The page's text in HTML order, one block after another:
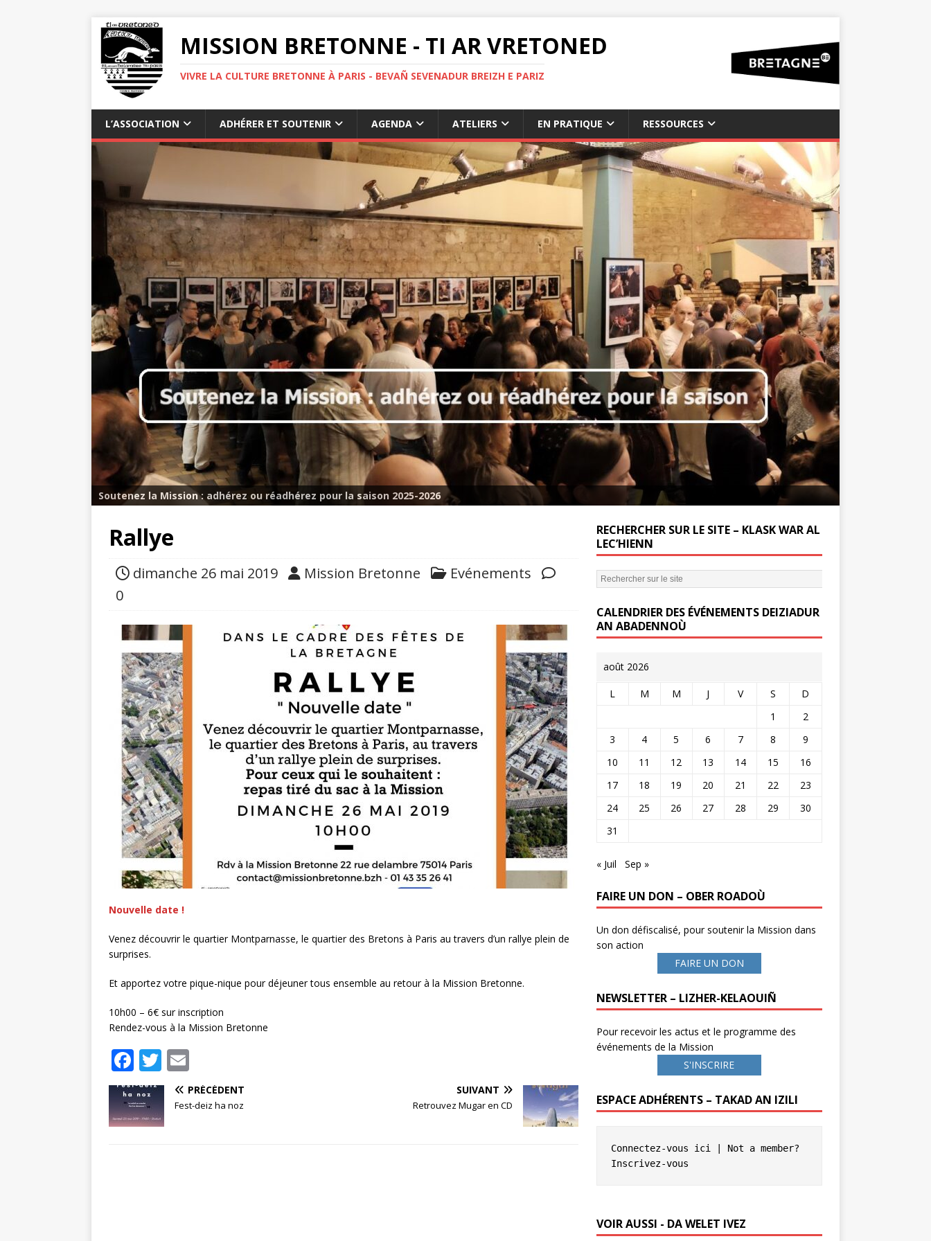
MISSION BRETONNE - TI AR VRETONED
VIVRE LA CULTURE BRETONNE À PARIS - BEVAÑ SEVENADUR BREIZH E PARIZ
L’ASSOCIATION ADHÉRER ET SOUTENIR AGENDA ATELIERS EN PRATIQUE RESSOURCES
Soutenez la Mission : adhérez ou réadhérez pour la saison 2025-2026
Rallye
dimanche 26 mai 2019 Mission Bretonne
Evénements
0
Nouvelle date !
Venez découvrir le quartier Montparnasse, le quartier des Bretons à Paris au travers d’un rallye plein de
surprises.
Et apportez votre pique-nique pour déjeuner tous ensemble au retour à la Mission Bretonne.
10h00 – 6€ sur inscription
Rendez-vous à la Mission Bretonne
F
a
c
e
T
w
it
te
m
ai
PRÉCÉDENT
Fest-deiz ha noz
SUIVANT
Retrouvez Mugar en CD
RECHERCHER SUR LE SITE – KLASK WAR AL
LEC’HIENN
CALENDRIER DES ÉVÉNEMENTS DEIZIADUR
AN ABADENNOÙ
août 2026
L M M J V S
D
1
2
3
4 5 6 7 8
9
10
11 12 13 14 15
16
17
18 19 20 21 22
23
24
25 26 27 28 29
30
31
« Juil Sep »
FAIRE UN DON – OBER ROADOÙ
Un don défiscalisé, pour soutenir la Mission dans
son action
FAIRE UN DON
NEWSLETTER – LIZHER-KELAOUIÑ
Pour recevoir les actus et le programme des
événements de la Mission
S'INSCRIRE
ESPACE ADHÉRENTS – TAKAD AN IZILI
Connectez-vous ici
Inscrivez-vous
VOIR AUSSI - DA WELET IVEZ